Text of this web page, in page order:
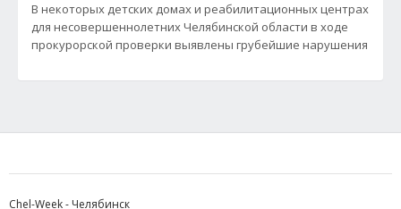
В некоторых детских домах и реабилитационных центрах
для несовершеннолетних Челябинской области в ходе
прокурорской проверки выявлены грубейшие нарушения
Chel-Week - Челябинск